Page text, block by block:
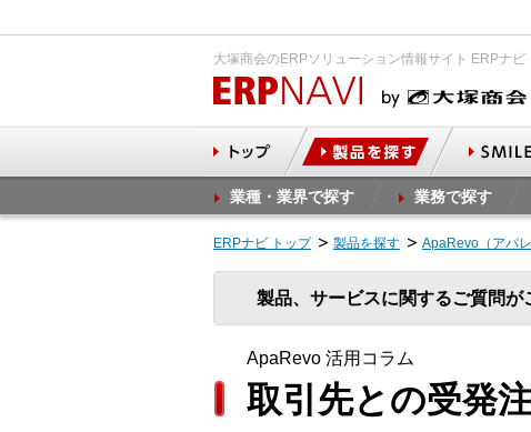
大塚商会のERPソリューション情報サイト ERPナビ
業種・業界で探す 業務で探す
ERPナビ トップ 製品を探す ApaRevo（アパレ
製品、サービスに関するご質問が
ApaRevo 活用コラム
取引先との受発